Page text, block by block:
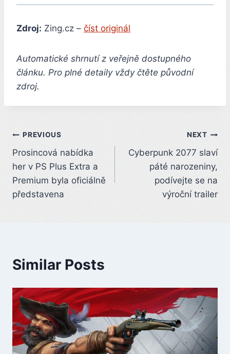
Zdroj: Zing.cz – číst originál
Automatické shrnutí z veřejně dostupného
článku. Pro plné detaily vždy čtěte původní
zdroj.
Post
navigation
PREVIOUS
Prosincová nabídka
her v PS Plus Extra a
Premium byla oficiálně
představena
NEXT
Cyberpunk 2077 slaví
páté narozeniny,
podívejte se na
výroční trailer
Similar Posts